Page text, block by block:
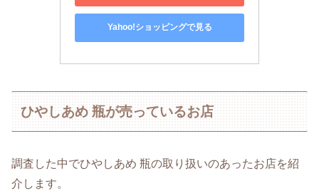
Yahoo!ショッピングで見る
ひやしあめ 瓶が売っているお店
調査した中でひやしあめ 瓶の取り扱いのあったお店を紹
介します。